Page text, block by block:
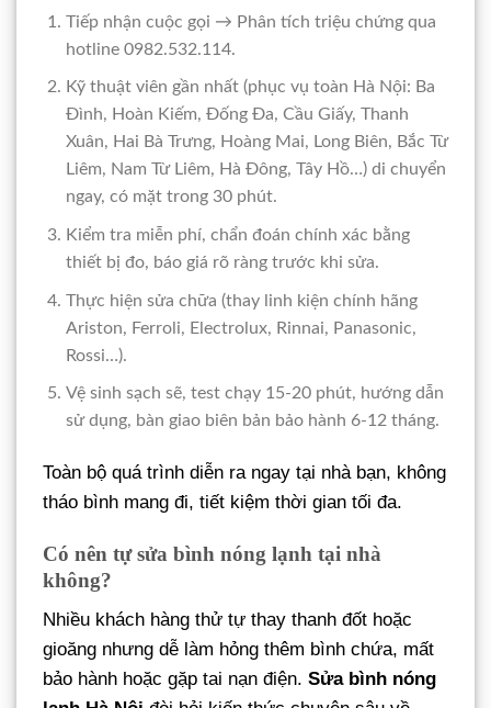
Tiếp nhận cuộc gọi → Phân tích triệu chứng qua
hotline 0982.532.114.
Kỹ thuật viên gần nhất (phục vụ toàn Hà Nội: Ba
Đình, Hoàn Kiếm, Đống Đa, Cầu Giấy, Thanh
Xuân, Hai Bà Trưng, Hoàng Mai, Long Biên, Bắc Từ
Liêm, Nam Từ Liêm, Hà Đông, Tây Hồ…) di chuyển
ngay, có mặt trong 30 phút.
Kiểm tra miễn phí, chẩn đoán chính xác bằng
thiết bị đo, báo giá rõ ràng trước khi sửa.
Thực hiện sửa chữa (thay linh kiện chính hãng
Ariston, Ferroli, Electrolux, Rinnai, Panasonic,
Rossi…).
Vệ sinh sạch sẽ, test chạy 15-20 phút, hướng dẫn
sử dụng, bàn giao biên bản bảo hành 6-12 tháng.
Toàn bộ quá trình diễn ra ngay tại nhà bạn, không
tháo bình mang đi, tiết kiệm thời gian tối đa.
Có nên tự sửa bình nóng lạnh tại nhà
không?
Nhiều khách hàng thử tự thay thanh đốt hoặc
gioăng nhưng dễ làm hỏng thêm bình chứa, mất
bảo hành hoặc gặp tai nạn điện. Sửa bình nóng